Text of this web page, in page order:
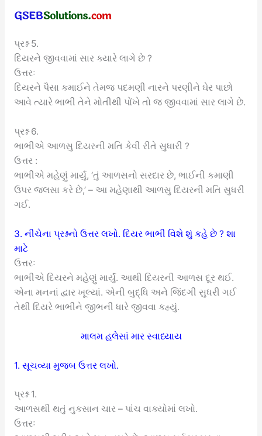
પ્રશ્ન 5.
દિયરને જીવવામાં સાર ક્યારે લાગે છે ?
ઉત્તરઃ
દિયરને પૈસા કમાઈને તેમજ પદમણી નારને પરણીને ઘેર પાછો
આવે ત્યારે ભાભી તેને મોતીથી પોંખે તો જ જીવવામાં સાર લાગે છે.
પ્રશ્ન 6.
ભાભીએ આળસુ દિયરની મતિ કેવી રીતે સુધારી ?
ઉત્તર :
ભાભીએ મહેણું માર્યું, ‘તું આળસનો સરદાર છે, ભાઈની કમાણી
ઉપર જલસા કરે છે,’ – આ મહેણાથી આળસુ દિયરની મતિ સુધરી
ગઈ.
3. નીચેના પ્રશ્નનો ઉત્તર લખો. દિયર ભાભી વિશે શું કહે છે ? શા
માટે
ઉત્તરઃ
ભાભીએ દિયરને મહેણું માર્યું. આથી દિયરની આળસ દૂર થઈ.
એના મનનાં દ્વાર ખૂલ્યાં. એની બુદ્ધિ અને જિંદગી સુધરી ગઈ
તેથી દિયરે ભાભીને જીભની ધારે જીવવા કહ્યું.
માલમ હલેસાં માર સ્વાધ્યાય
1. સૂચવ્યા મુજબ ઉત્તર લખો.
પ્રશ્ન 1.
આળસથી થતું નુકસાન ચાર – પાંચ વાક્યોમાં લખો.
ઉત્તરઃ